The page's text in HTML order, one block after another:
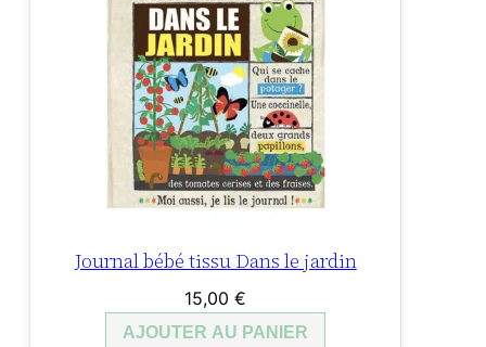
Journal bébé tissu Dans le jardin
15,00€
AJOUTER AU PANIER